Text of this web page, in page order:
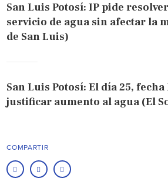
San Luis Potosí: IP pide
servicio de agua sin afectar la
de San Luis)
San Luis Potosí: El día 25,
justificar aumento al agua (El
COMPARTIR